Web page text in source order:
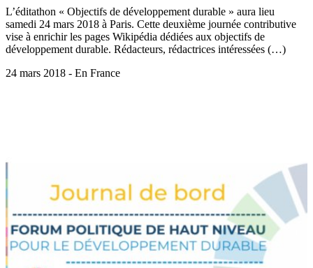
L’éditathon « Objectifs de développement durable » aura lieu
samedi 24 mars 2018 à Paris. Cette deuxième journée contributive
vise à enrichir les pages Wikipédia dédiées aux objectifs de
développement durable. Rédacteurs, rédactrices intéressées (…)
24 mars 2018 - En France